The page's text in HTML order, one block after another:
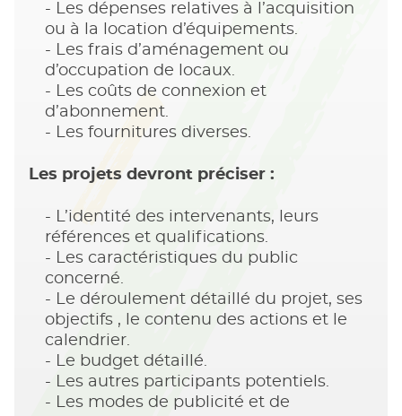
Les dépenses relatives à l’acquisition
ou à la location d’équipements.
Les frais d’aménagement ou
d’occupation de locaux.
Les coûts de connexion et
d’abonnement.
Les fournitures diverses.
Les projets devront préciser :
L’identité des intervenants, leurs
références et qualifications.
Les caractéristiques du public
concerné.
Le déroulement détaillé du projet, ses
objectifs , le contenu des actions et le
calendrier.
Le budget détaillé.
Les autres participants potentiels.
Les modes de publicité et de